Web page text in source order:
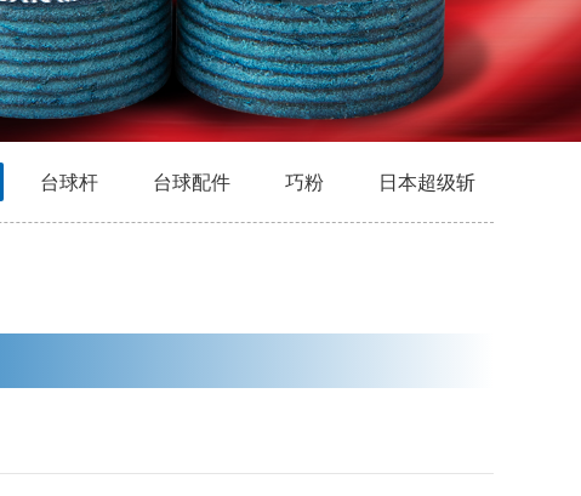
台球杆 台球配件 巧粉 日本超级斩